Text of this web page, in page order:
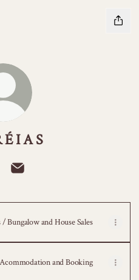
I A S
/ Bungalow and House Sales
and Booking